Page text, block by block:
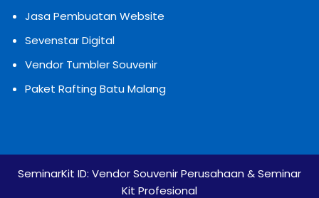
Jasa Pembuatan Website
Sevenstar Digital
Vendor Tumbler Souvenir
Paket Rafting Batu Malang
SeminarKit ID: Vendor Souvenir Perusahaan & Seminar
Kit Profesional